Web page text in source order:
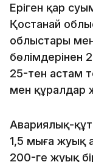
Еріген қар
Қостанай
облыстары
бөлімдерінен
25-тен астам
мен құралдар
Авариялық-
1,5 мыңға
200-ге жуық